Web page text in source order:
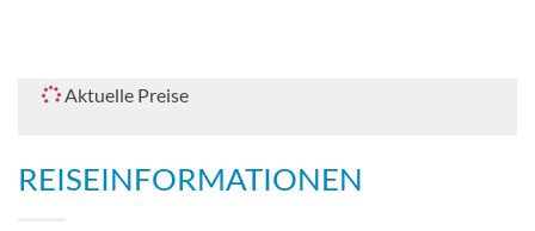
Aktuelle Preise
REISEINFORMATIONEN